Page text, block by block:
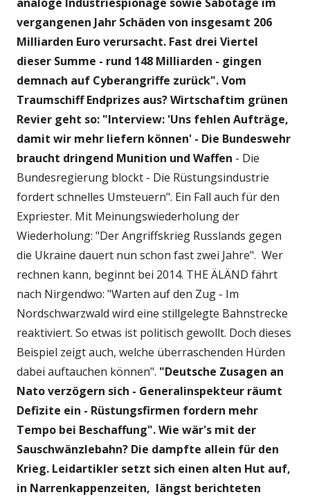
vergangenen Jahr Schäden von insgesamt 206
Milliarden Euro verursacht. Fast drei Viertel
dieser Summe - rund 148 Milliarden - gingen
demnach auf Cyberangriffe zurück". Vom
Traumschiff Endprizes aus? Wirtschaftim grünen
Revier geht so: "Interview: 'Uns fehlen Aufträge,
damit wir mehr liefern können' - Die Bundeswehr
braucht dringend Munition und Waffen - Die
Bundesregierung blockt - Die Rüstungsindustrie
fordert schnelles Umsteuern". Ein Fall auch für den
Expriester. Mit Meinungswiederholung der
Wiederholung: "Der Angriffskrieg Russlands gegen
die Ukraine dauert nun schon fast zwei Jahre". Wer
rechnen kann, beginnt bei 2014. THE ÄLÄND fährt
nach Nirgendwo: "Warten auf den Zug - Im
Nordschwarzwald wird eine stillgelegte Bahnstrecke
reaktiviert. So etwas ist politisch gewollt. Doch dieses
Beispiel zeigt auch, welche überraschenden Hürden
dabei auftauchen können". "Deutsche Zusagen an
Nato verzögern sich - Generalinspekteur räumt
Defizite ein - Rüstungsfirmen fordern mehr
Tempo bei Beschaffung". Wie wär's mit der
Sauschwänzlebahn? Die dampfte allein für den
Krieg. Leidartikler setzt sich einen alten Hut auf,
in Narrenkappenzeiten, längst berichteten